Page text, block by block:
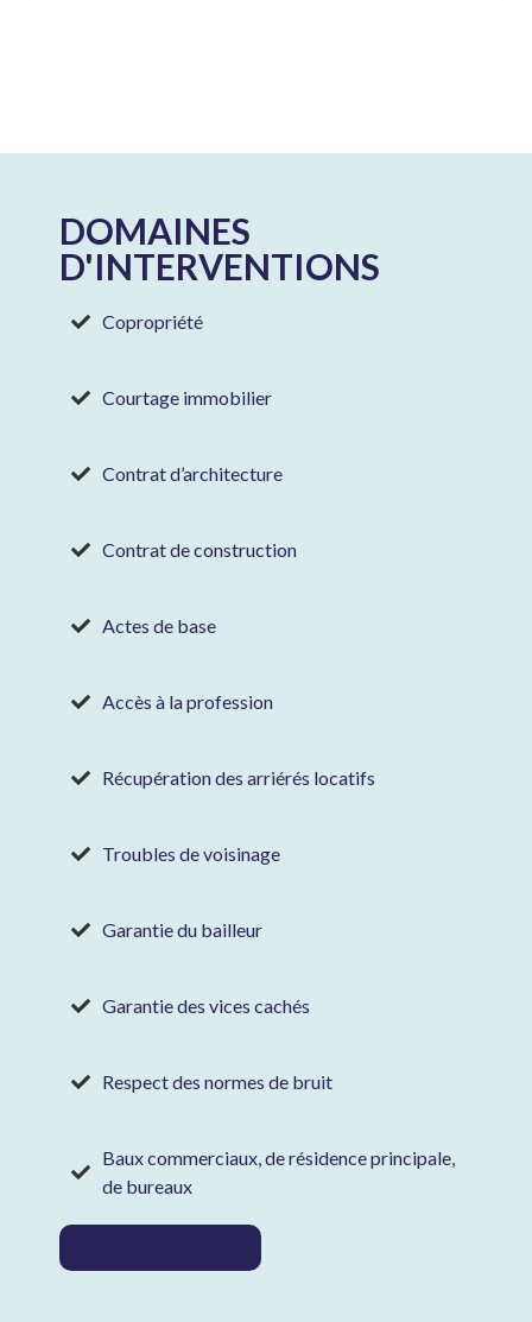
DOMAINES
D'INTERVENTIONS
Copropriété
Courtage immobilier
Contrat d’architecture
Contrat de construction
Actes de base
Accès à la profession
Récupération des arriérés locatifs
Troubles de voisinage
Garantie du bailleur
Garantie des vices cachés
Respect des normes de bruit
Baux commerciaux, de résidence principale,
de bureaux